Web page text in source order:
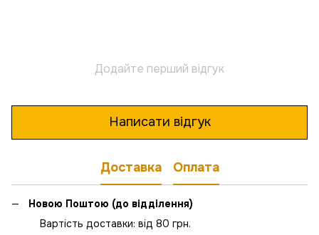
Додайте перший відгук
Написати відгук
Доставка Оплата
Новою Поштою (до відділення)
Вартість доставки: від 80 грн.